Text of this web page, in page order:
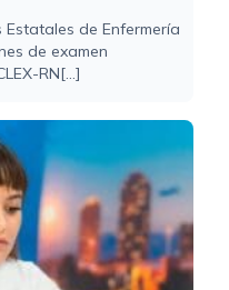
Estatales de Enfermería
de examen
RN[...]